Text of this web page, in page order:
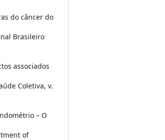
do câncer do
Brasileiro
associados
Coletiva, v.
– O
of